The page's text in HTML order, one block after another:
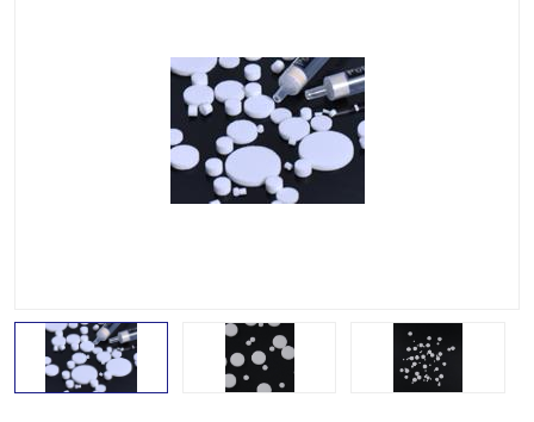
SPE填料
过滤器/滤膜
SPE配件